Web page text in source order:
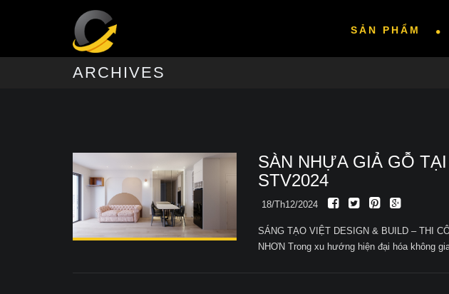
SẢN PHẨM
ARCHIVES
SÀN NHỰA GIẢ GỖ
STV2024
18/Th12/2024
SÁNG TẠO VIỆT DESIGN & BUILD – THI
NHƠN Trong xu hướng hiện đại hóa không